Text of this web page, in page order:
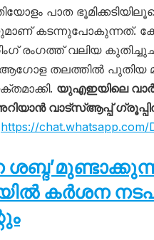
പാത
കടന്നുപോകുന്നത്.
രംഗത്ത് വലിയ
തലത്തിൽ പുതിയ
യുഎഇയിലെ
വാട്സ്ആപ്പ്
https://chat.whatsapp.com/
കർശന